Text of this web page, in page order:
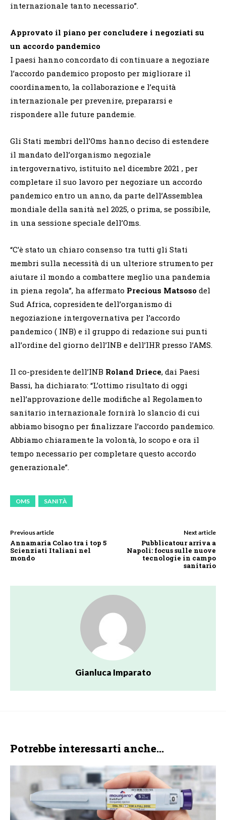
internazionale tanto necessario”.
Approvato il piano per concludere i negoziati su
un accordo pandemico
I paesi hanno concordato di continuare a negoziare
l’accordo pandemico proposto per migliorare il
coordinamento, la collaborazione e l’equità
internazionale per prevenire, prepararsi e
rispondere alle future pandemie.
Gli Stati membri dell’Oms hanno deciso di estendere
il mandato dell’organismo negoziale
intergovernativo, istituito nel dicembre 2021 , per
completare il suo lavoro per negoziare un accordo
pandemico entro un anno, da parte dell’Assemblea
mondiale della sanità nel 2025, o prima, se possibile,
in una sessione speciale dell’Oms.
“C’è stato un chiaro consenso tra tutti gli Stati
membri sulla necessità di un ulteriore strumento per
aiutare il mondo a combattere meglio una pandemia
in piena regola”, ha affermato Precious Matsoso del
Sud Africa, copresidente dell’organismo di
negoziazione intergovernativa per l’accordo
pandemico ( INB) e il gruppo di redazione sui punti
all’ordine del giorno dell’INB e dell’IHR presso l’AMS.
Il co-presidente dell’INB Roland Driece, dai Paesi
Bassi, ha dichiarato: “L’ottimo risultato di oggi
nell’approvazione delle modifiche al Regolamento
sanitario internazionale fornirà lo slancio di cui
abbiamo bisogno per finalizzare l’accordo pandemico.
Abbiamo chiaramente la volontà, lo scopo e ora il
tempo necessario per completare questo accordo
generazionale”.
OMS SANITÀ
Previous article
Annamaria Colao tra i top 5
Scienziati Italiani nel
mondo
Next article
Pubblicatour arriva a
Napoli: focus sulle nuove
tecnologie in campo
sanitario
Gianluca Imparato
Potrebbe interessarti anche...